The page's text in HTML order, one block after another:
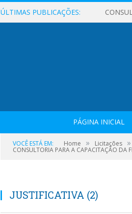
ÚLTIMAS PUBLICAÇÕES:
PÁGINA INICIAL
VOCÊ ESTÁ EM: Home » Licitações »
CONSULTORIA PARA A CAPACITAÇÃO DA
JUSTIFICATIVA (2)